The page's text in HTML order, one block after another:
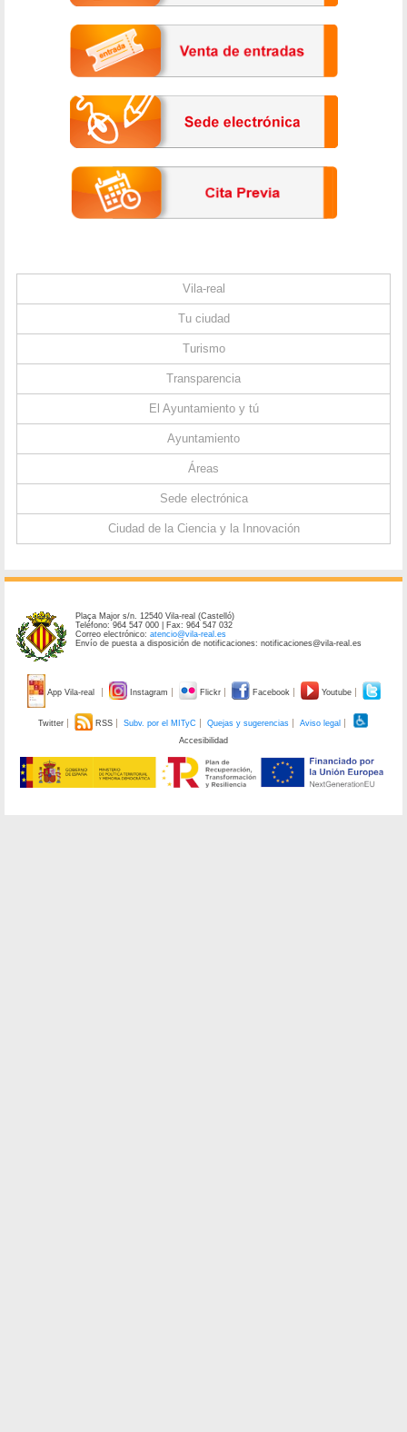
Vila-real
Tu ciudad
Turismo
Transparencia
El Ayuntamiento y tú
Ayuntamiento
Áreas
Sede electrónica
Ciudad de la Ciencia y la Innovación
Plaça Major s/n. 12540 Vila-real (Castelló)
Teléfono: 964 547 000 | Fax: 964 547 032
Correo electrónico:atencio@vila-real.es
Envío de puesta a disposición de notificaciones: notificaciones@vila-real.es
App Vila-real Instagram Flickr Facebook Youtube
Twitter RSS Subv. por el MITyC Quejas y sugerencias
Aviso legal
Accesibilidad